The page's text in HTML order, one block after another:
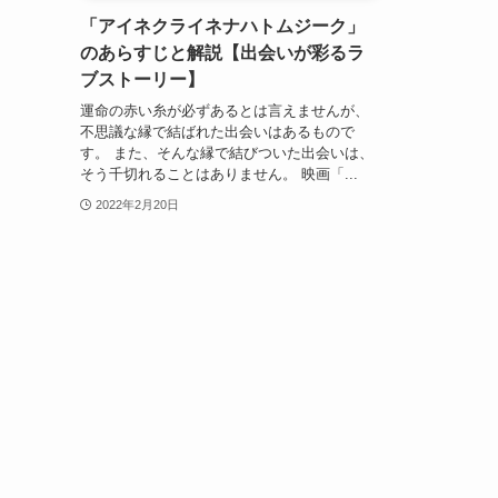
「アイネクライネナハトムジーク」
のあらすじと解説【出会いが彩るラ
ブストーリー】
運命の赤い糸が必ずあるとは言えませんが、
不思議な縁で結ばれた出会いはあるもので
す。 また、そんな縁で結びついた出会いは、
そう千切れることはありません。 映画「...
2022年2月20日